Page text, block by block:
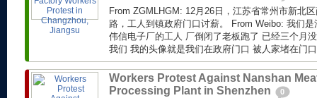
From ZGMLHGM: 12月26日，江苏省常州市新北
路，工人到镇政府门口讨薪。 From Weibo: 我们
伟信电子厂的工人 厂倒闭了老板跑了 已经三个月
我们 我的头像就是我们在政府门口 被人家堵在门
Workers Protest Against Nanshan
Processing Plant in Shenzhen
0